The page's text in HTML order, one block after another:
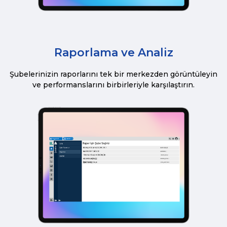
Raporlama ve Analiz
Şubelerinizin raporlarını tek bir merkezden görüntüleyin
ve performanslarını birbirleriyle karşılaştırın.